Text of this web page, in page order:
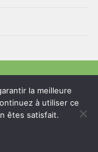
la meilleure
à utiliser ce
êtes satisfait.